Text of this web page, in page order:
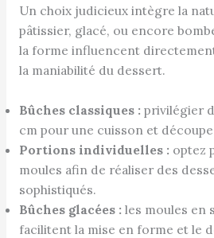
Un choix judicieux intègre la
pâtissier, glacé, ou encore
la forme influencent
la maniabilité du dessert.
Bûches classiques : privilégier
cm pour une cuisson et
Portions individuelles : optez
moules afin de réaliser des
sophistiqués.
Bûches glacées : les moules en
facilitent la mise en forme et le